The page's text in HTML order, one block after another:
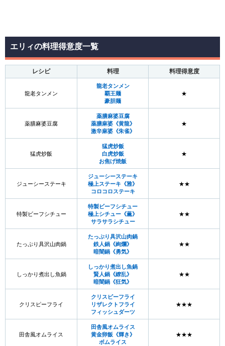
エリィの料理得意度一覧
レシピ 料理 料理得意度
龍老タンメン
龍老タンメン
覇王麺
豪胆麺
★
薬膳麻婆豆腐
薬膳麻婆豆腐
薬膳麻婆《黄龍》
激辛麻婆《朱雀》
★
猛虎炒飯
猛虎炒飯
白虎炒飯
お焦げ焼飯
★
ジューシーステーキ
ジューシーステーキ
極上ステーキ《雅》
コロコロステーキ
★★
特製ビーフシチュー
特製ビーフシチュー
極上シチュー《薫》
サラサラシチュー
★★
たっぷり具沢山肉鍋
たっぷり具沢山肉鍋
鉄人鍋《絢爛》
暗闇鍋《勇気》
★★
しっかり煮出し魚鍋
しっかり煮出し魚鍋
賢人鍋《繚乱》
暗闇鍋《狂気》
★★
クリスピーフライ
クリスピーフライ
リザレクトフライ
フィッシュダーツ
★★★
田舎風オムライス
田舎風オムライス
黄金卵飯《輝き》
ボムライス
★★★